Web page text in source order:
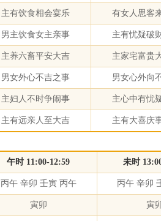
主有饮食相会宴乐 有女人思客
男主饮食女主亲事 主有忧疑破
主养六畜平安大吉 主家宅富贵
男女外心不吉之事 男女心外向
主妇人不时争闹事 主心中有忧
主有远亲人至大吉 主有大喜庆
午时 11:00-12:59 未时
丙午 辛卯 壬寅 丙午 丙午 辛卯
寅卯 寅